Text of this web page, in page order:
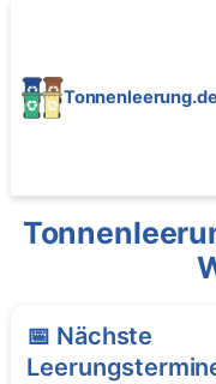
Tonnenleerung.de
📅 Nächste